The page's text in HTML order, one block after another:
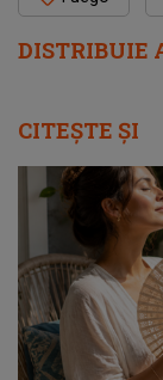
DISTRIBUIE
CITEȘTE ȘI